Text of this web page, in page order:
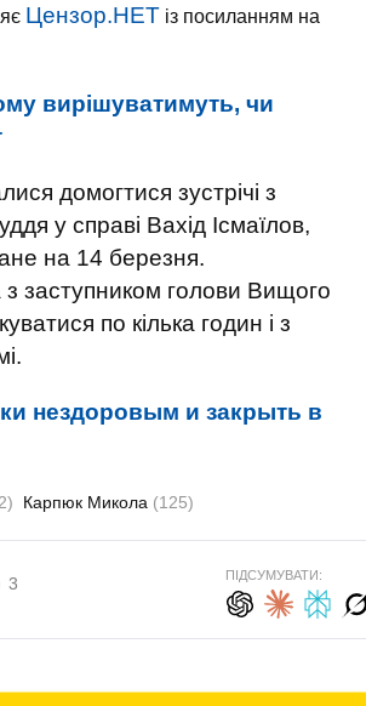
Цензор.НЕТ із посиланням на
вирішуватимуть, чи
домогтися зустрічі з
у справі Вахід Ісмаїлов,
на 14 березня.
з заступником голови Вищого
по кілька годин і з
нездоровым и закрыть в
Карпюк Микола (125)
3 ПІДСУМУВАТИ: